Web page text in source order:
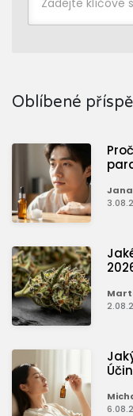
Oblíbené